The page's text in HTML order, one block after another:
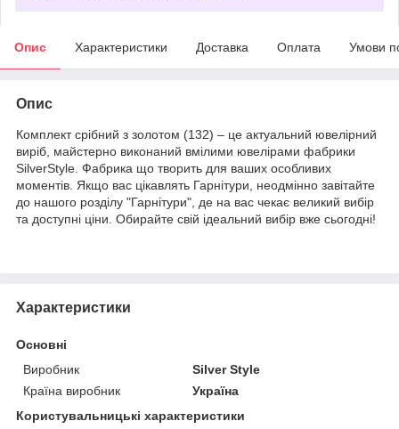
Опис Характеристики Доставка Оплата Умови
Опис
Комплект срібний з золотом (132) – це актуальний ювелірний
виріб, майстерно виконаний вмілими ювелірами фабрики
SilverStyle. Фабрика що творить для ваших особливих
моментів. Якщо вас цікавлять Гарнітури, неодмінно завітайте
до нашого розділу "Гарнітури", де на вас чекає великий вибір
та доступні ціни. Обирайте свій ідеальний вибір вже сьогодні!
Характеристики
Основні
Виробник
Silver Style
Країна виробник
Україна
Користувальницькі характеристики